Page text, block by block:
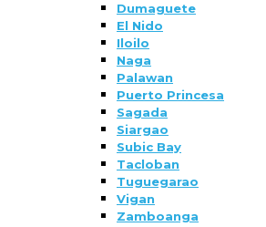
Dumaguete
El Nido
Iloilo
Naga
Palawan
Puerto Princesa
Sagada
Siargao
Subic Bay
Tacloban
Tuguegarao
Vigan
Zamboanga